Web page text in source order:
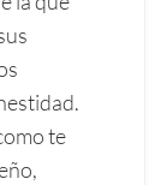
te